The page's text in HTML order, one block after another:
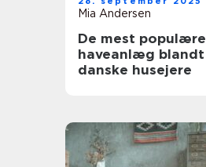
Mia Andersen
De mest populære
haveanlæg blandt
danske husejere